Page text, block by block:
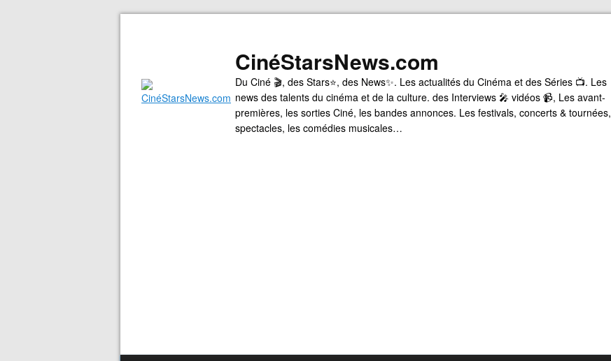
CinéStarsNews.com
Du Ciné 🎬, des Stars⭐, des News✨. Les actualités du Cinéma et des Séries 📺. Les
news des talents du cinéma et de la culture. des Interviews 🎤 vidéos 📹, Les avant-
premières, les sorties Ciné, les bandes annonces. Les festivals, concerts & tournées,
spectacles, les comédies musicales…